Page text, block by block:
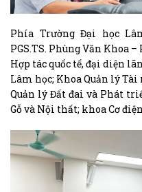
Phía Trường Đại học
PGS.TS. Phùng Văn Khoa
Hợp tác quốc tế, đại diện
Lâm học; Khoa Quản lý
Quản lý Đất đai và Phát
Gỗ và Nội thất; khoa Cơ